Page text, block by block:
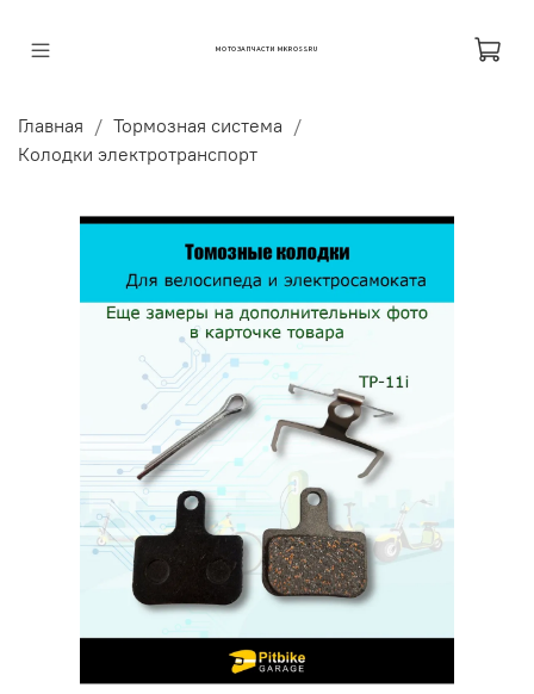
МОТОЗАПЧАСТИ MKROSS.RU
Главная
Тормозная система
Колодки электротранспорт